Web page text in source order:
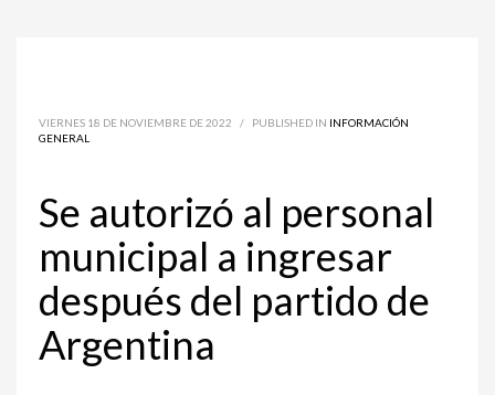
VIERNES 18 DE NOVIEMBRE DE 2022 / PUBLISHED IN INFORMACIÓN
GENERAL
Se autorizó al personal
municipal a ingresar
después del partido de
Argentina